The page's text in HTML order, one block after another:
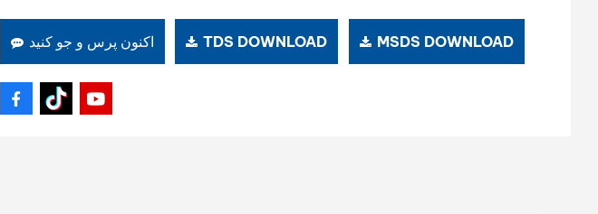
اکنون پرس و جو کنید TDS DOWNLOAD MSDS DOWNLOAD